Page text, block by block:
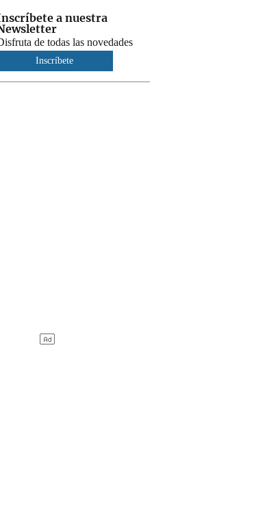
a nuestra
de todas las novedades
Inscríbete